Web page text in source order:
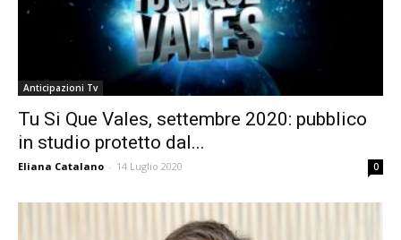
Anticipazioni Tv
Tu Si Que Vales, settembre 2020: pubblico
in studio protetto dal...
Eliana Catalano - 14 Luglio 2020 0